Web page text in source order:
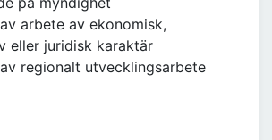
arbete av ekonomisk,
eller juridisk karaktär
regionalt utvecklingsarbete